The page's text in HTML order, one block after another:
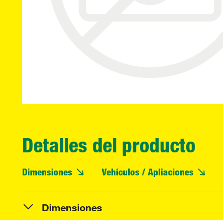
Detalles del producto
Dimensiones Vehículos / Apliaciones
Dimensiones